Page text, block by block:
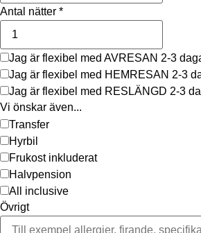
Antal nätter *
Jag är flexibel med AVRESAN 2-3
Jag är flexibel med HEMRESAN 2-3
Jag är flexibel med RESLÄNGD 2-3
Vi önskar även...
Transfer
Hyrbil
Frukost inkluderat
Halvpension
All inclusive
Övrigt